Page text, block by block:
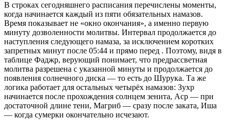
В строках сегодняшнего расписания перечислены моменты,
когда начинается каждый из пяти обязательных намазов.
Время показывает не «окно окончания», а именно первую
минуту дозволенности молитвы. Интервал продолжается до
наступления следующего намаза, за исключением коротких
запретных минут после 05:44 и прямо перед . Поэтому, видя в
таблице Фаджр, верующий понимает, что предрассветная
молитва разрешена с указанной минуты и продолжается до
появления солнечного диска — то есть до Шурука. Та же
логика работает для остальных четырёх намазов: Зухр
начинается после прохождения солнцем зенита, Аср — при
достаточной длине тени, Магриб — сразу после заката, Иша
— когда сумерки окончательно исчезают.